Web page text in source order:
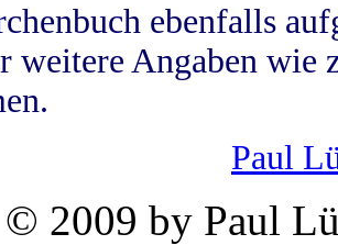
ebenfalls
weitere Angaben wie
Paul
© 2009 by Paul